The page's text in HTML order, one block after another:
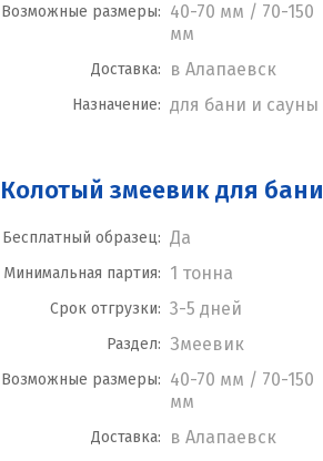
Возможные размеры: 40-70 мм / 70-150
мм
Доставка: в Алапаевск
Назначение: для бани и сауны
Колотый змеевик для бани
Бесплатный образец: Да
Минимальная партия: 1 тонна
Срок отгрузки: 3-5 дней
Раздел: Змеевик
Возможные размеры: 40-70 мм / 70-150
мм
Доставка: в Алапаевск